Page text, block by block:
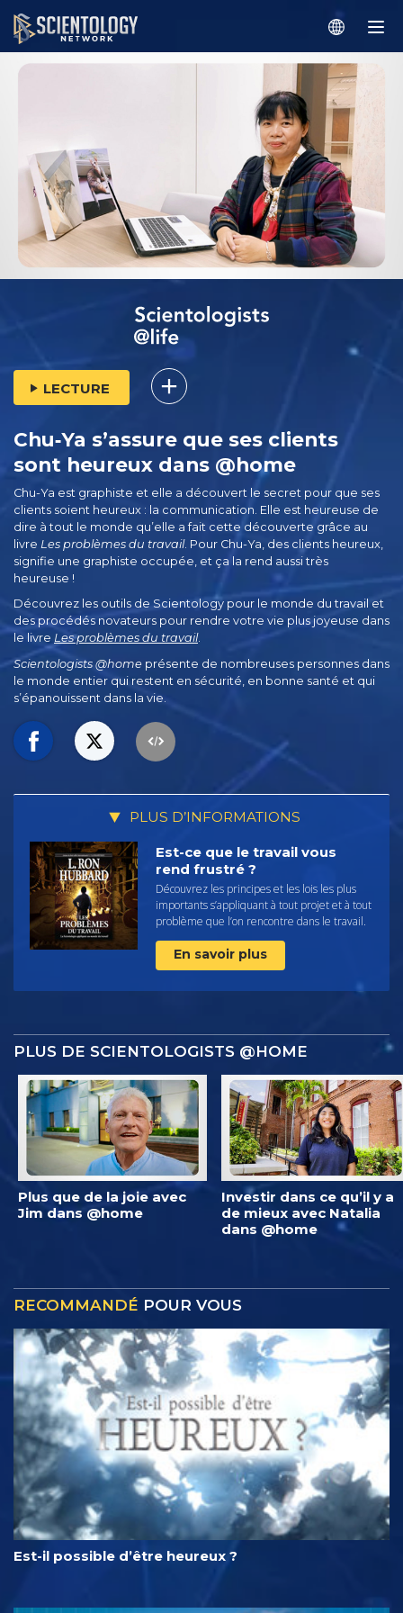
LECTURE
Chu‑Ya s’assure que ses clients
sont heureux dans @home
Chu-Ya est graphiste et elle a découvert le secret pour que ses
clients soient heureux : la communication. Elle est heureuse de
dire à tout le monde qu’elle a fait cette découverte grâce au
livre Les problèmes du travail. Pour Chu-Ya, des clients heureux,
signifie une graphiste occupée, et ça la rend aussi très
heureuse !
Découvrez les outils de Scientology pour le monde du travail et
des procédés novateurs pour rendre votre vie plus joyeuse dans
le livre Les problèmes du travail.
Scientologists @home présente de nombreuses personnes dans
le monde entier qui restent en sécurité, en bonne santé et qui
s’épanouissent dans la vie.
PLUS D’INFORMATIONS
Est-ce que le travail vous
rend frustré ?
Découvrez les principes et les lois les plus
importants s’appliquant à tout projet et à tout
problème que l’on rencontre dans le travail.
En savoir plus
PLUS DE SCIENTOLOGISTS @HOME
Plus que de la joie avec
Jim dans @home
Investir dans ce qu’il y a
de mieux avec Natalia
dans @home
RECOMMANDÉ POUR VOUS
Est-il possible d’être heureux ?